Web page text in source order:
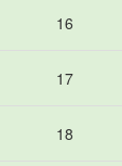
16
17
18